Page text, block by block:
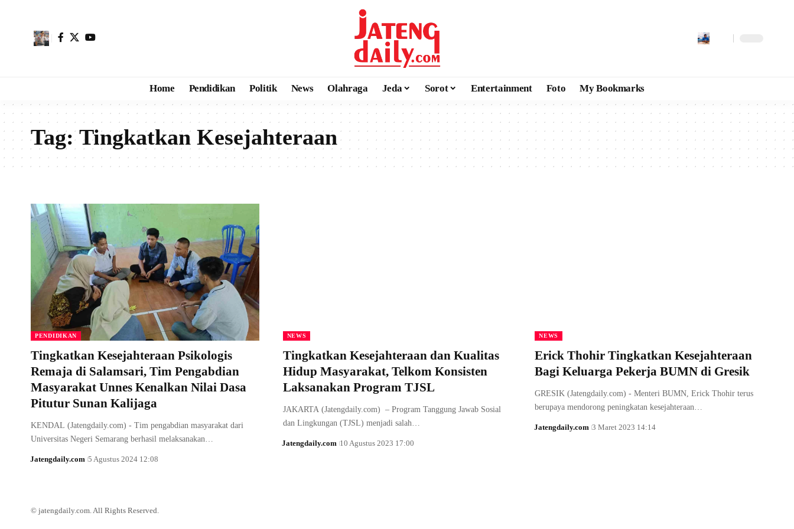
Home Pendidikan Politik News Olahraga Jeda Sorot Entertainment Foto My Bookmarks
Tag:Tingkatkan Kesejahteraan
PENDIDIKAN
Tingkatkan Kesejahteraan Psikologis
Remaja di Salamsari, Tim Pengabdian
Masyarakat Unnes Kenalkan Nilai Dasa
Pitutur Sunan Kalijaga
KENDAL (Jatengdaily.com) - Tim pengabdian masyarakat dari
Universitas Negeri Semarang berhasil melaksanakan…
Jatengdaily.com 5 Agustus 2024 12:08
NEWS
Tingkatkan Kesejahteraan dan Kualitas
Hidup Masyarakat, Telkom Konsisten
Laksanakan Program TJSL
JAKARTA (Jatengdaily.com) – Program Tanggung Jawab Sosial
dan Lingkungan (TJSL) menjadi salah…
Jatengdaily.com 10 Agustus 2023 17:00
NEWS
Erick Thohir Tingkatkan Kesejahteraan
Bagi Keluarga Pekerja BUMN di Gresik
GRESIK (Jatengdaily.com) - Menteri BUMN, Erick Thohir terus
berupaya mendorong peningkatan kesejahteraan…
Jatengdaily.com 3 Maret 2023 14:14
© jatengdaily.com. All Rights Reserved.